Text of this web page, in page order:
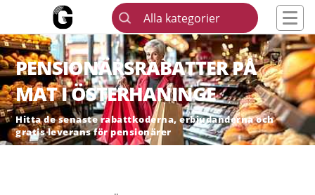
Alla kategorier
PENSIONÄRSRABATTER PÅ
MAT I ÖSTERHANINGE
Hitta de senaste rabattkoderna, erbjudanderna och
gratis leverans för pensionärer